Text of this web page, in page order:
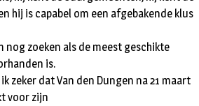
hij is capabel om een afgebakende klus
nog zoeken als de meest geschikte
is.
zeker dat Van den Dungen na 21 maart
voor zijn